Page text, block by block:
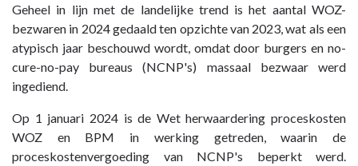
Onroerende
zaakbelastingen
(ozb)
Geheel in lijn met de landelijke trend is het aantal WOZ-
bezwaren in 2024 gedaald ten opzichte van 2023, wat als een
atypisch jaar beschouwd wordt, omdat door burgers en no-
cure-no-pay bureaus (NCNP's) massaal bezwaar werd
ingediend.
Op 1 januari 2024 is de Wet herwaardering proceskosten
WOZ en BPM in werking getreden, waarin de
proceskostenvergoeding van NCNP's beperkt werd.